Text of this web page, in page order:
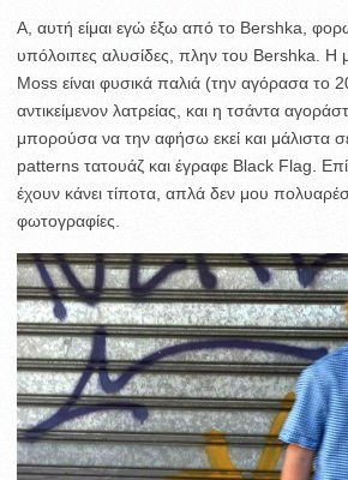
A, αυτή είμαι εγώ έξω από το Bershka,
υπόλοιπες αλυσίδες, πλην του Bershka. Η
Moss είναι φυσικά παλιά (την αγόρασα το
αντικείμενον λατρείας, και η τσάντα
μπορούσα να την αφήσω εκεί και μάλιστα
patterns τατουάζ και έγραφε Black Flag.
έχουν κάνει τίποτα, απλά δεν μου
φωτογραφίες.